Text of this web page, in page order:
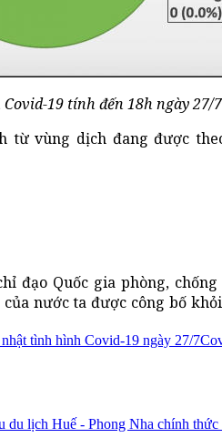
19 tính đến 18h ngày 27/
từ vùng dịch đang được
đạo Quốc gia phòng,
nước ta được công bố
nhật tình hình Covid-19 ngày 27/7
du lịch Huế - Phong Nha chính